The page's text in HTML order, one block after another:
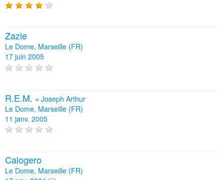
Zazie
Le Dome, Marseille (FR)
17 juin 2005
R.E.M. + Joseph Arthur
Le Dome, Marseille (FR)
11 janv. 2005
Calogero
Le Dome, Marseille (FR)